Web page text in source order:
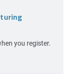
you register.